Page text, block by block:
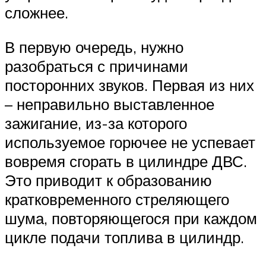
сложнее.
В первую очередь, нужно
разобраться с причинами
посторонних звуков. Первая из них
– неправильно выставленное
зажигание, из-за которого
используемое горючее не успевает
вовремя сгорать в цилиндре ДВС.
Это приводит к образованию
кратковременного стреляющего
шума, повторяющегося при каждом
цикле подачи топлива в цилиндр.